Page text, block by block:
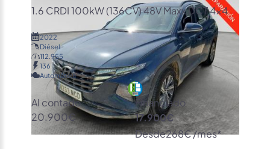
1.6 CRDI 100kW (136CV) 48V Maxx DCT 4×4
2022
Diésel
112.955
136
Automática
Al contado
20.900€
Financiado
17.900€
Desde268€ /mes*